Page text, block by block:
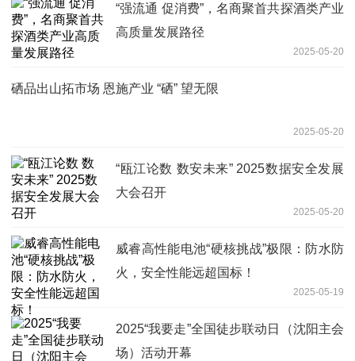
“强流通 促消费”，名商聚首共探酒类产业
高质量发展路径
2025-05-20
硒品出山拓市场 恩施产业 “硒” 望无限
2025-05-20
“瓯江论数 数安未来” 2025数据安全发展
大会召开
2025-05-20
威睿高性能电池“硬核挑战”极限：防水防
火，安全性能远超国标！
2025-05-19
2025“我要走”全国徒步联动日（沈阳主会
场）活动开幕